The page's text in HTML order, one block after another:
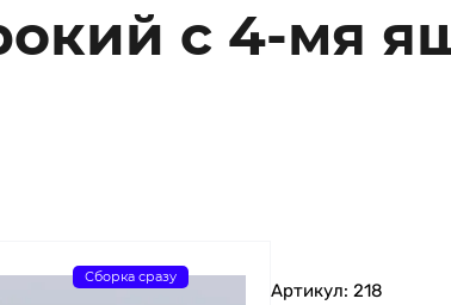
с 4-мя
Сборка сразу
Артикул: 218